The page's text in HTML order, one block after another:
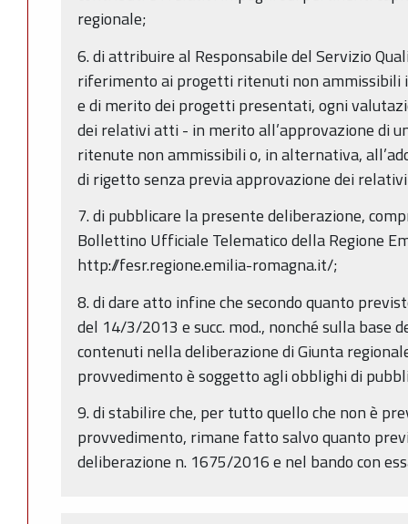
regionale;
6. di attribuire al Responsabile del Servizio
riferimento ai progetti ritenuti non ammissibili
e di merito dei progetti presentati, ogni
dei relativi atti - in merito all’approvazione di
ritenute non ammissibili o, in alternativa,
di rigetto senza previa approvazione dei
7. di pubblicare la presente deliberazione,
Bollettino Ufficiale Telematico della Regione
http://fesr.regione.emilia-romagna.it/;
8. di dare atto infine che secondo quanto
del 14/3/2013 e succ. mod., nonché sulla
contenuti nella deliberazione di Giunta
provvedimento è soggetto agli obblighi di
9. di stabilire che, per tutto quello che non è
provvedimento, rimane fatto salvo quanto
deliberazione n. 1675/2016 e nel bando con